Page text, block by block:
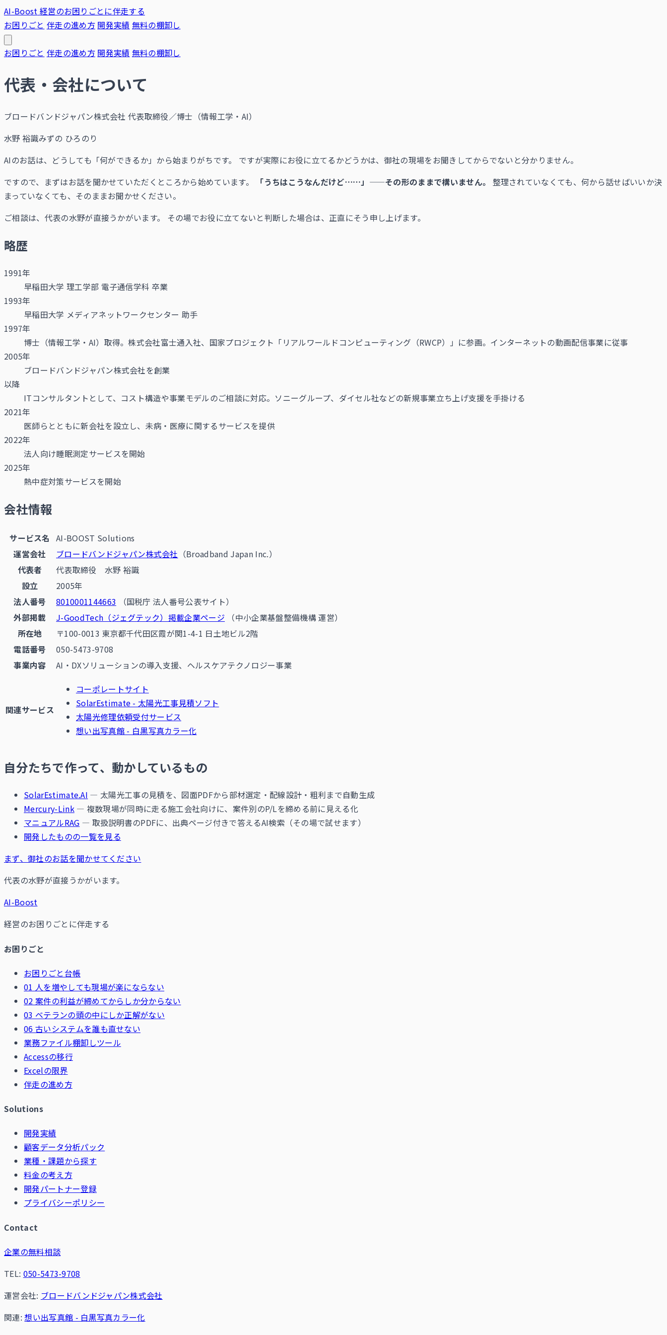
AI-Boost 経営のお困りごとに伴走する
お困りごと 伴走の進め方 開発実績 無料の棚卸し
お困りごと 伴走の進め方 開発実績 無料の棚卸し
代表・会社について
ブロードバンドジャパン株式会社 代表取締役／博士（情報工学・AI）
水野 裕識みずの ひろのり
AIのお話は、どうしても「何ができるか」から始まりがちです。 ですが実際にお役に立てるかどうかは、御社の現場をお聞きしてからでないと分かりません。
ですので、まずはお話を聞かせていただくところから始めています。
「うちはこうなんだけど……」——その形のままで構いません。
整理されていなくても、何から話せばいいか決
まっていなくても、そのままお聞かせください。
ご相談は、代表の水野が直接うかがいます。 その場でお役に立てないと判断した場合は、正直にそう申し上げます。
略歴
1991年
早稲田大学 理工学部 電子通信学科 卒業
1993年
早稲田大学 メディアネットワークセンター 助手
1997年
博士（情報工学・AI）取得。株式会社富士通入社、国家プロジェクト「リアルワールドコンピューティング（RWCP）」に参画。インターネットの動画配信事業に従事
2005年
ブロードバンドジャパン株式会社を創業
以降
ITコンサルタントとして、コスト構造や事業モデルのご相談に対応。ソニーグループ、ダイセル社などの新規事業立ち上げ支援を手掛ける
2021年
医師らとともに新会社を設立し、未病・医療に関するサービスを提供
2022年
法人向け睡眠測定サービスを開始
2025年
熱中症対策サービスを開始
会社情報
サービス名
AI-BOOST Solutions
運営会社
ブロードバンドジャパン株式会社 （Broadband Japan Inc.）
代表者
代表取締役 水野 裕識
設立
2005年
法人番号
8010001144663
（国税庁 法人番号公表サイト）
外部掲載
J-GoodTech（ジェグテック）掲載企業ページ
（中小企業基盤整備機構 運営）
所在地
〒100-0013 東京都千代田区霞が関1-4-1 日土地ビル2階
電話番号
050-5473-9708
事業内容
AI・DXソリューションの導入支援、ヘルスケアテクノロジー事業
関連サービス
コーポレートサイト
SolarEstimate - 太陽光工事見積ソフト
太陽光修理依頼受付サービス
想い出写真館 - 白黒写真カラー化
自分たちで作って、動かしているもの
SolarEstimate.AI — 太陽光工事の見積を、図面PDFから部材選定・配線設計・粗利まで自動生成
Mercury-Link — 複数現場が同時に走る施工会社向けに、案件別のP/Lを締める前に見える化
マニュアルRAG — 取扱説明書のPDFに、出典ページ付きで答えるAI検索（その場で試せます）
開発したものの一覧を見る
まず、御社のお話を聞かせてください
代表の水野が直接うかがいます。
AI-Boost
経営のお困りごとに伴走する
お困りごと
お困りごと台帳
01 人を増やしても現場が楽にならない
02 案件の利益が締めてからしか分からない
03 ベテランの頭の中にしか正解がない
06 古いシステムを誰も直せない
業務ファイル棚卸しツール
Accessの移行
Excelの限界
伴走の進め方
Solutions
開発実績
顧客データ分析パック
業種・課題から探す
料金の考え方
開発パートナー登録
プライバシーポリシー
Contact
企業の無料相談
TEL: 050-5473-9708
運営会社: ブロードバンドジャパン株式会社
関連:想い出写真館 - 白黒写真カラー化